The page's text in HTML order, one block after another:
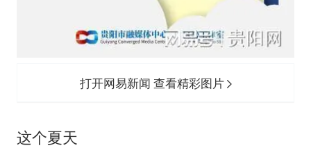
打开网易新闻 查看精彩图片
这个夏天